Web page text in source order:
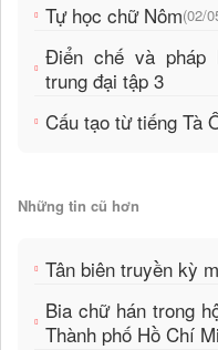
Tự học chữ Nôm(02/
Điển chế và pháp
trung đại tập 3
Cấu tạo từ tiếng Tà
Những tin cũ hơn
Tân biên truyền kỳ
Bia chữ hán trong
Thành phố Hồ Chí